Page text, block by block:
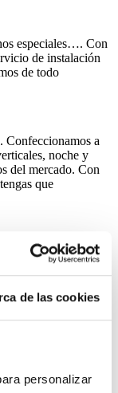
de las cookies
personalizar
especiales…. Con
de instalación
de todo
Confeccionamos a
noche y
del mercado. Con
que
ventanas de tu
e instalación